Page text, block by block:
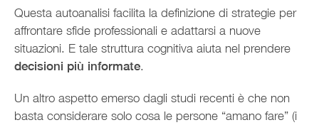
Questa autoanalisi facilita la definizione di strategie per
affrontare sfide professionali e adattarsi a nuove
situazioni. E tale struttura cognitiva aiuta nel prendere
decisioni più informate.
Un altro aspetto emerso dagli studi recenti è che non
basta considerare solo cosa le persone “amano fare” (i